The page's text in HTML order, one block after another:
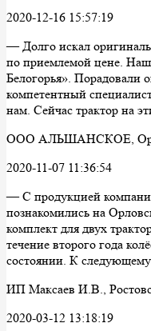
2020-12-16 15:57:19
— Долго искал
по приемлемой цене.
Белогорья». Порадовали
компетентный
нам. Сейчас трактор на
ООО АЛЬШАНСКОЕ,
2020-11-07 11:36:54
— С продукцией
познакомились на
комплект для двух
течение второго года
состоянии. К
ИП Максаев И.В.,
2020-03-12 13:18:19